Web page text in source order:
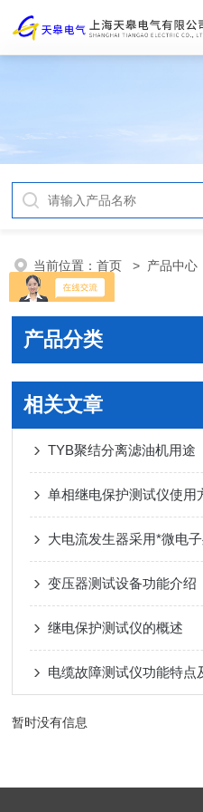
当前位置：首页 > 产品中心
缘漆
产品分类
相关文章
TYB聚结分离滤油机用途
单相继电保护测试仪使用
大电流发生器采用*微电
变压器测试设备功能介绍
继电保护测试仪的概述
电缆故障测试仪功能特点
暂时没有信息